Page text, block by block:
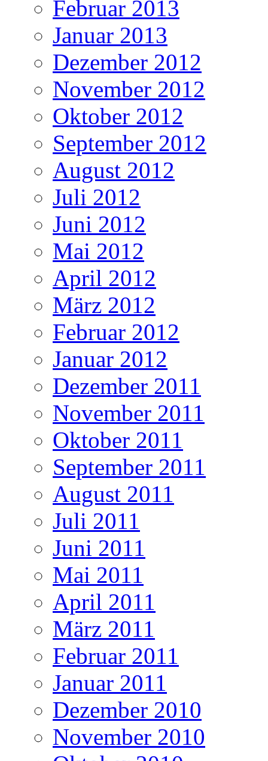
Februar 2013
Januar 2013
Dezember 2012
November 2012
Oktober 2012
September 2012
August 2012
Juli 2012
Juni 2012
Mai 2012
April 2012
März 2012
Februar 2012
Januar 2012
Dezember 2011
November 2011
Oktober 2011
September 2011
August 2011
Juli 2011
Juni 2011
Mai 2011
April 2011
März 2011
Februar 2011
Januar 2011
Dezember 2010
November 2010